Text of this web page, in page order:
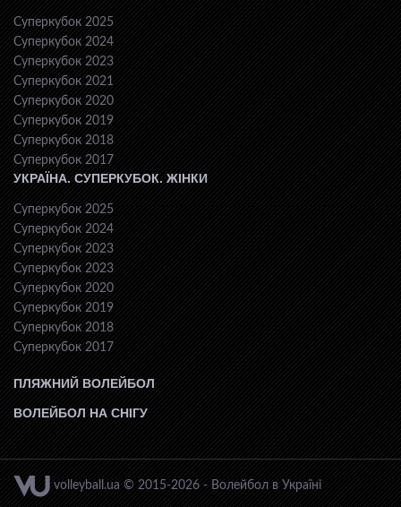
Суперкубок 2025
Суперкубок 2024
Суперкубок 2023
Суперкубок 2021
Суперкубок 2020
Суперкубок 2019
Суперкубок 2018
Суперкубок 2017
УКРАЇНА. СУПЕРКУБОК. ЖІНКИ
Суперкубок 2025
Суперкубок 2024
Суперкубок 2023
Суперкубок 2023
Суперкубок 2020
Суперкубок 2019
Суперкубок 2018
Суперкубок 2017
ПЛЯЖНИЙ ВОЛЕЙБОЛ
ВОЛЕЙБОЛ НА СНІГУ
volleyball.ua © 2015-2026 - Волейбол в Україні